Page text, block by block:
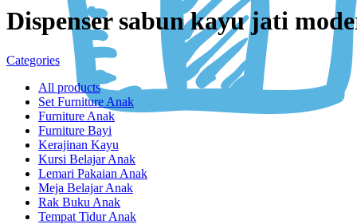
Dispenser sabun kayu jati
Categories
All products
Set Furniture Anak
Furniture Anak
Furniture Bayi
Kerajinan Kayu
Kursi Belajar Anak
Lemari Pakaian Anak
Meja Belajar Anak
Rak Buku Anak
Tempat Tidur Anak